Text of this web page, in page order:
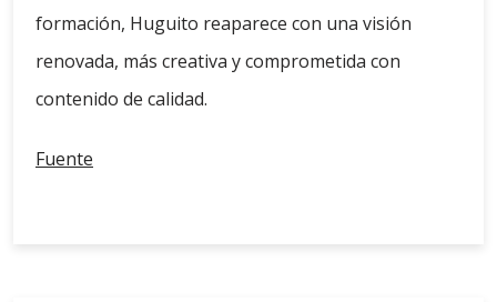
formación, Huguito reaparece con una visión
renovada, más creativa y comprometida con
contenido de calidad.
Fuente